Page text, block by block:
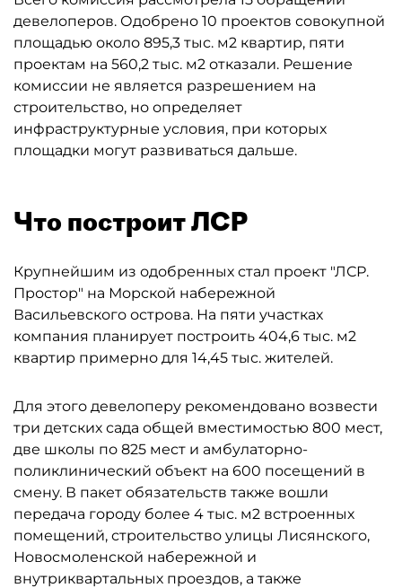
девелоперов. Одобрено 10 проектов совокупной
площадью около 895,3 тыс. м2 квартир, пяти
проектам на 560,2 тыс. м2 отказали. Решение
комиссии не является разрешением на
строительство, но определяет
инфраструктурные условия, при которых
площадки могут развиваться дальше.
Что построит ЛСР
Крупнейшим из одобренных стал проект "ЛСР.
Простор" на Морской набережной
Васильевского острова. На пяти участках
компания планирует построить 404,6 тыс. м2
квартир примерно для 14,45 тыс. жителей.
Для этого девелоперу рекомендовано возвести
три детских сада общей вместимостью 800 мест,
две школы по 825 мест и амбулаторно-
поликлинический объект на 600 посещений в
смену. В пакет обязательств также вошли
передача городу более 4 тыс. м2 встроенных
помещений, строительство улицы Лисянского,
Новосмоленской набережной и
внутриквартальных проездов, а также